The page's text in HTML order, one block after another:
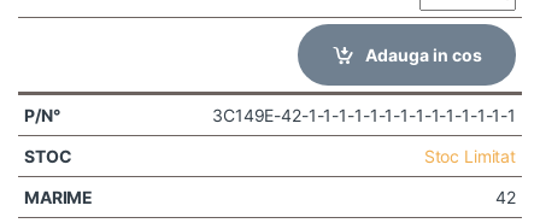
Adauga in cos
3C149E-42-1-1-1-1-1-1-1-1-1-1-1-1-1-1
Stoc Limitat
42